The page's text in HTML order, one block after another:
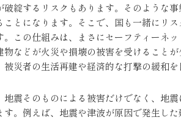
破綻するリスクもあります。そのような
ことになります。そこで、国も一緒にリ
。この仕組みは、まさにセーフティーネ
物などが火災や損壊の被害を受けること
被災者の生活再建や経済的な打撃の緩和を
地震そのものによる被害だけでなく、地
す。例えば、地震や津波が原因で発生し